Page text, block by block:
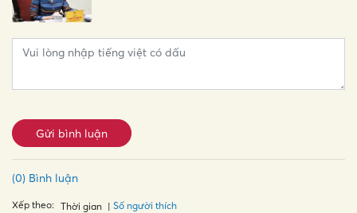
Gửi bình luận
(0) Bình luận
Xếp theo: Thời gian Số người thích